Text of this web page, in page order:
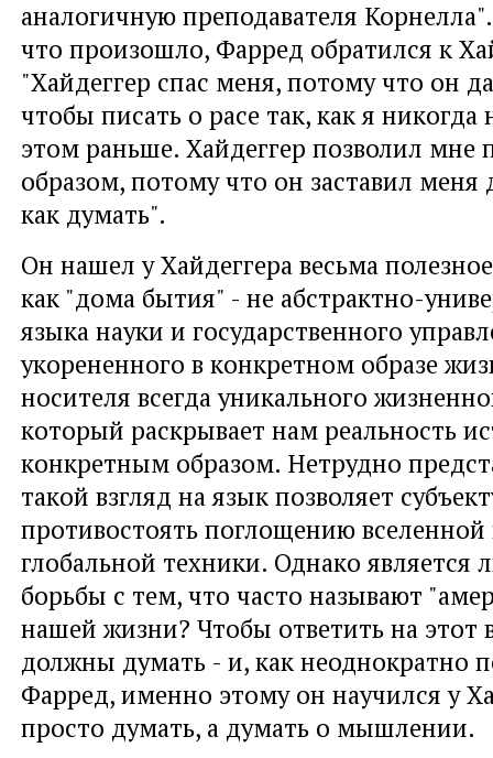
аналогичную преподавателя
что произошло, Фарред обратился к
"Хайдеггер спас меня, потому что он
чтобы писать о расе так, как я никогда
этом раньше. Хайдеггер позволил мне
образом, потому что он заставил меня
как думать".
Он нашел у Хайдеггера весьма
как "дома бытия" - не абстрактно-
языка науки и государственного
укорененного в конкретном образе
носителя всегда уникального
который раскрывает нам реальность
конкретным образом. Нетрудно
такой взгляд на язык позволяет
противостоять поглощению вселенной
глобальной техники. Однако является
борьбы с тем, что часто называют
нашей жизни? Чтобы ответить на этот
должны думать - и, как неоднократно
Фарред, именно этому он научился у
просто думать, а думать о мышлении.